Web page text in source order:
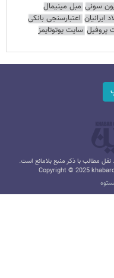
سونی مبل مینیمال
اعتبارسنجی بانکی
پروفیل سایت یوتوتایمز
مطالب با ذکر منبع بلامانع است.
Copyright © 2025